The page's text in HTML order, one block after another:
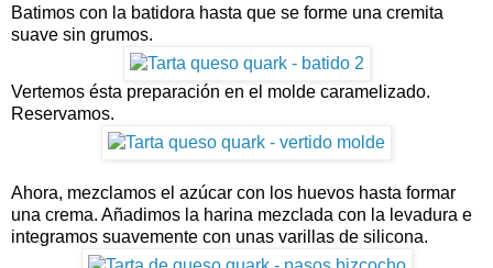
Batimos con la batidora hasta que se forme una cremita
suave sin grumos.
Vertemos ésta preparación en el molde caramelizado.
Reservamos.
Ahora, mezclamos el azúcar con los huevos hasta formar
una crema. Añadimos la harina mezclada con la levadura e
integramos suavemente con unas varillas de silicona.